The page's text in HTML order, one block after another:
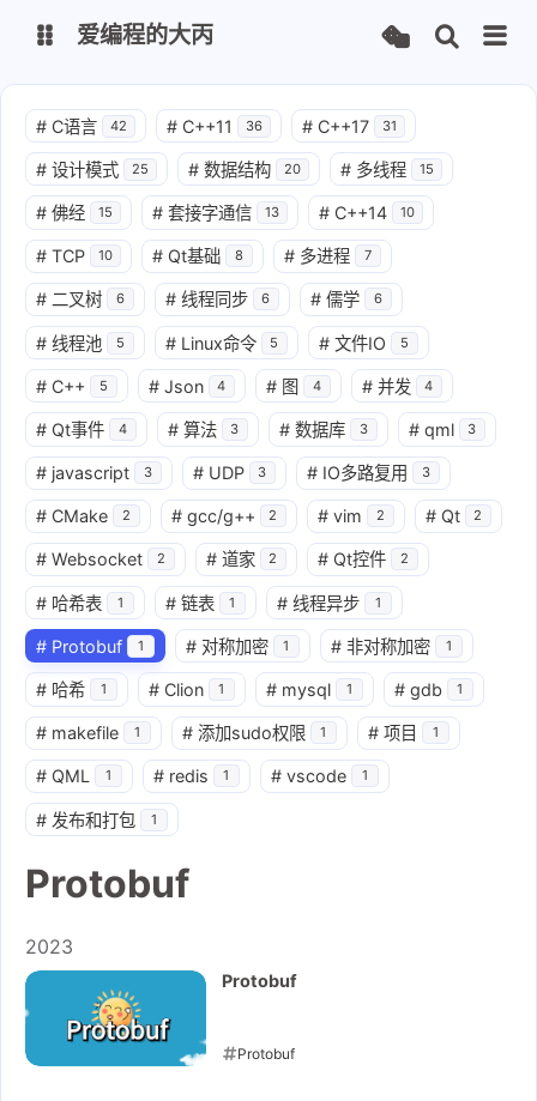
英文版 中文版
大丙课堂 微信公众号
QQ交流群 微信
留言板 码云
了凡四训 俞静公遇灶神记
心经 金刚经
地藏经 道德经
爱编程的大丙
# C语言 42 # C++11 36 # C++17 31
# 设计模式 25 # 数据结构 20 # 多线程 15
# 佛经 15 # 套接字通信 13 # C++14 10
# TCP 10 # Qt基础 8 # 多进程 7
# 二叉树 6 # 线程同步 6 # 儒学 6
# 线程池 5 # Linux命令 5 # 文件IO 5
# C++ 5 # Json 4 # 图 4 # 并发 4
# Qt事件 4 # 算法 3 # 数据库 3 # qml 3
# javascript 3 # UDP 3 # IO多路复用 3
# CMake 2 # gcc/g++ 2 # vim 2 # Qt 2
# Websocket 2 # 道家 2 # Qt控件 2
# 哈希表 1 # 链表 1 # 线程异步 1
# Protobuf 1 # 对称加密 1 # 非对称加密 1
# 哈希 1 # Clion 1 # mysql 1 # gdb 1
# makefile 1 # 添加sudo权限 1 # 项目 1
# QML 1 # redis 1 # vscode 1
# 发布和打包 1
Protobuf
2023
Protobuf
Protobuf